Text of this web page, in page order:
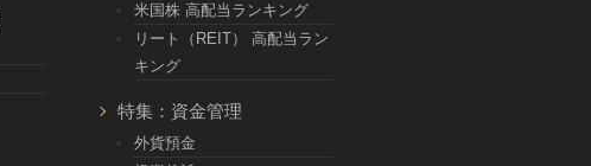
米国株 高配当ランキング
リート（REIT） 高配当ラン
キング
特集：資金管理
外貨預金